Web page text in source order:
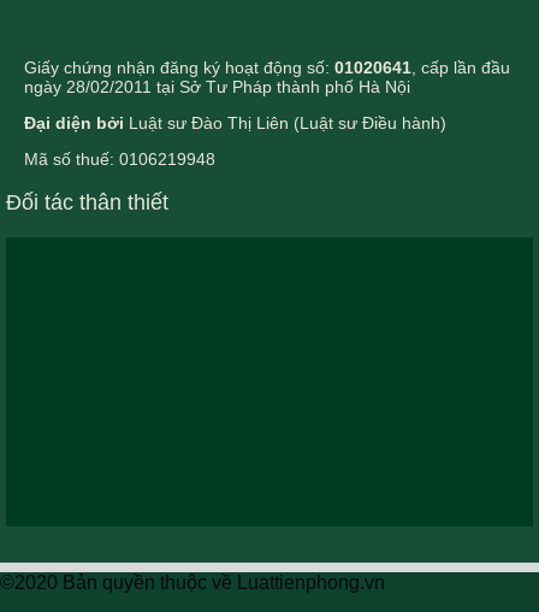
Giấy chứng nhận đăng ký hoạt động số: 01020641 , cấp lần đầu
ngày 28/02/2011 tại Sở Tư Pháp thành phố Hà Nội
Đại diện bởi Luật sư Đào Thị Liên (Luật sư Điều hành)
Mã số thuế: 0106219948
Đối tác thân thiết
©2020 Bản quyền thuộc về Luattienphong.vn